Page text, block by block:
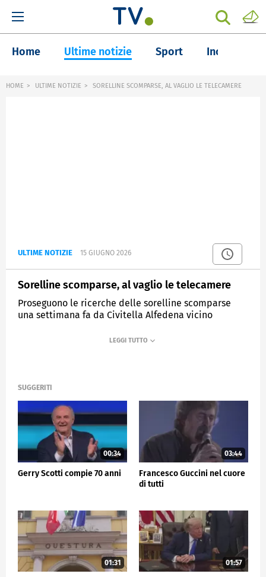
Home Ultime notizie Sport Inchieste
HOME ULTIME NOTIZIE SORELLINE SCOMPARSE, AL VAGLIO LE TELECAMERE
ULTIME NOTIZIE 15 GIUGNO 2026
Sorelline scomparse, al vaglio le telecamere
Proseguono le ricerche delle sorelline scomparse
una settimana fa da Civitella Alfedena vicino
SUGGERITI
00:34
Gerry Scotti compie 70 anni
03:44
Francesco Guccini nel cuore
di tutti
01:31 01:57